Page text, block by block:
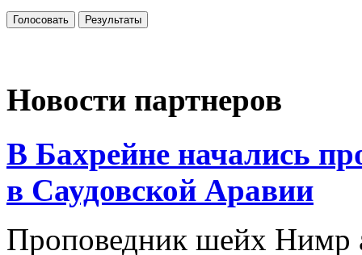
Голосовать Результаты
Новости партнеров
В Бахрейне начались
в Саудовской Аравии
Проповедник шейх Нимр